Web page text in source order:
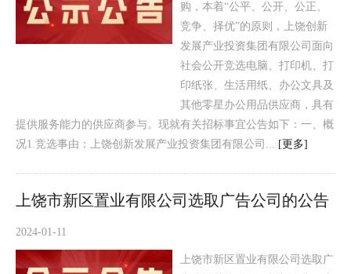
购，本着“公平、公开、公正、
竞争、择优”的原则，上饶创新
发展产业投资集团有限公司面向
社会公开竞选电脑、打印机、打
印纸张、生活用纸、办公文具及
其他零星办公用品供应商，具有
提供服务能力的供应商参与。现就有关招标事宜公告如下：一、概
况1.竞选事由：上饶创新发展产业投资集团有限公司... [更多]
上饶市新区置业有限公司选取广告公司的公告
2024-01-11
上饶市新区置业有限公司选取广